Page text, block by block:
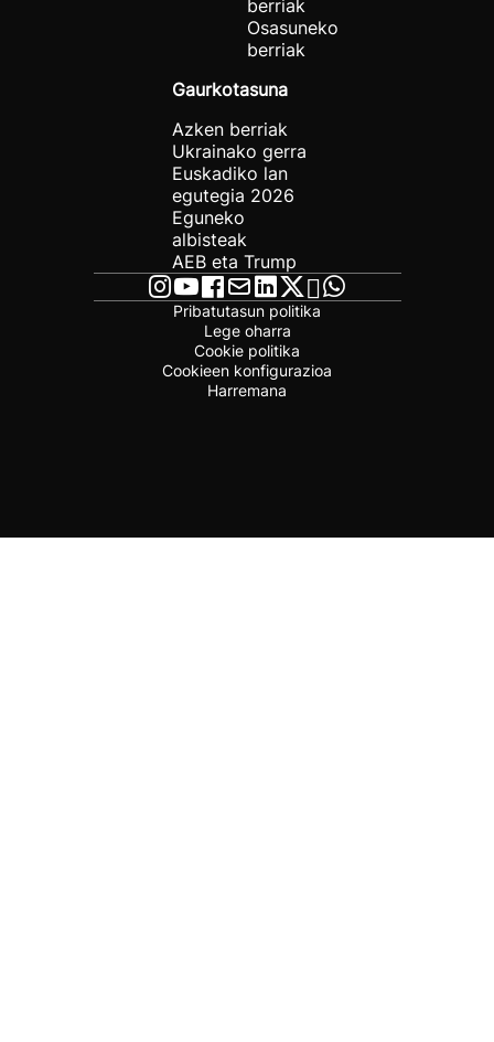
berriak
Osasuneko
berriak
Gaurkotasuna
Azken berriak
Ukrainako gerra
Euskadiko lan
egutegia 2026
Eguneko
albisteak
AEB eta Trump
Pribatutasun politika
Lege oharra
Cookie politika
Cookieen konfigurazioa
Harremana